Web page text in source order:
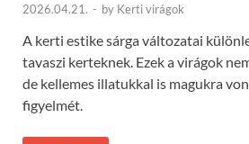
2026.04.21. - by Kerti virágok
A kerti estike sárga változatai
tavaszi kerteknek. Ezek a virágok
de kellemes illatukkal is magukra
figyelmét.